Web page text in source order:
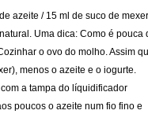
azeite / 15 ml de suco de
Uma dica: Como é pouca
o ovo do molho. Assim
menos o azeite e o iogurte.
a tampa do líquidificador
poucos o azeite num fio fino e